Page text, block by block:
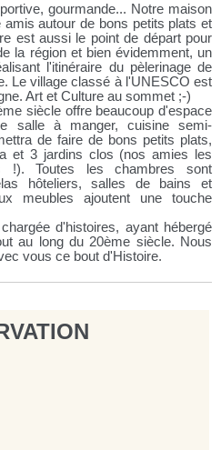
gourmande... Notre maison
autour de bons petits plats et
est aussi le point de départ pour
la région et bien évidemment, un
l'itinéraire du pèlerinage de
Le village classé à l'UNESCO est
Art et Culture au sommet ;-)
siècle offre beaucoup d'espace
salle à manger, cuisine semi-
de faire de bons petits plats,
et 3 jardins clos (nos amies les
!). Toutes les chambres sont
hôteliers, salles de bains et
meubles ajoutent une touche
d'histoires, ayant hébergé
au long du 20ème siècle. Nous
vous ce bout d'Histoire.